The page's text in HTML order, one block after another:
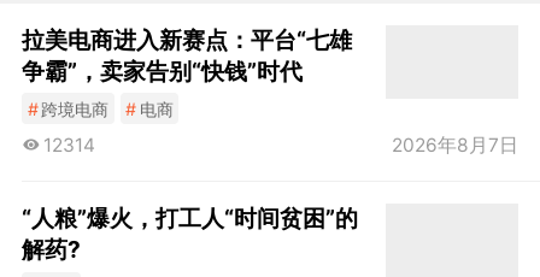
拉美电商进入新赛点：平台“七雄
争霸”，卖家告别“快钱”时代
#跨境电商 # 电商
12314 2026年8月7日
“人粮”爆火，打工人“时间贫困”的
解药?